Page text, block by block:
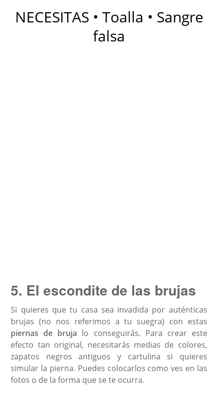
NECESITAS • Toalla • Sangre
falsa
5. El escondite de las brujas
Si quieres que tu casa sea invadida por auténticas
brujas (no nos referimos a tu suegra) con estas
piernas de bruja lo conseguirás. Para crear este
efecto tan original, necesitarás medias de colores,
zapatos negros antiguos y cartulina si quieres
simular la pierna. Puedes colocarlos como ves en las
fotos o de la forma que se te ocurra.